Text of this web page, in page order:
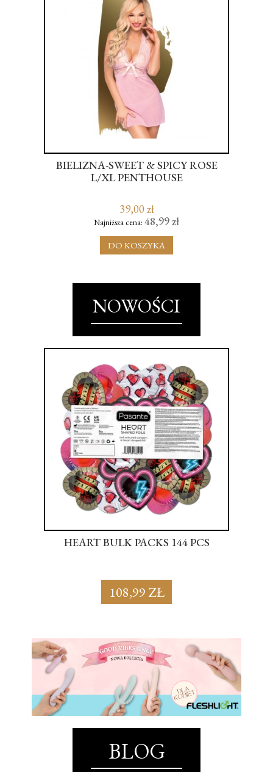
BIELIZNA-SWEET & SPICY ROSE
L/XL PENTHOUSE
39,00 zł
Najniższa cena: 48,99 zł
DO KOSZYKA
NOWOŚCI
HEART BULK PACKS 144 PCS
108,99 ZŁ
BLOG